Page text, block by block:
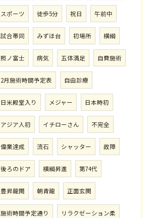
スポーツ 徒歩5分 祝日 午前中
試合帯同 みずほ台 初場所 横綱
照ノ富士 病気 五体満足 自費施術
2月施術時間予定表 自由診療
日米殿堂入り メジャー 日本時初
アジア人初 イチローさん 不完全
偉業達成 流石 シャッター 故障
後ろのドア 横綱昇進 第74代
豊昇龍関 朝青龍 正面玄関
施術時間予定通り リラクゼーション柔